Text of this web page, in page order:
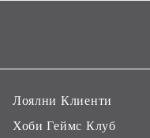
Лоялни Клиенти
Хоби Геймс Клуб